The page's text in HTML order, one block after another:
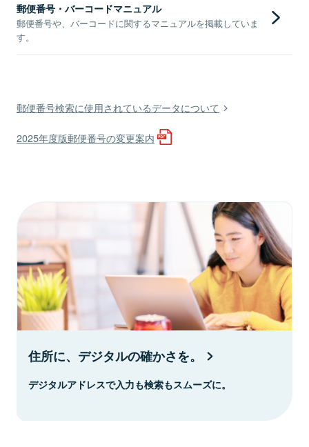
郵便番号・バーコードマニュアル
郵便番号や、バーコードに関するマニュアルを掲載していま
す。
郵便番号検索に使用されているデータについて
2025年度版郵便番号の変更案内
住所に、デジタルの確かさを。
デジタルアドレスで入力も検索もスムーズに。